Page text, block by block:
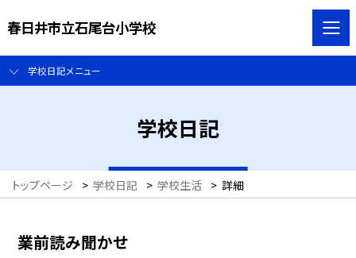
春日井市立石尾台小学校
学校日記メニュー
学校日記
トップページ > 学校日記 > 学校生活 > 詳細
業前読み聞かせ